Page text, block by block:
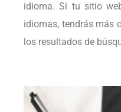
idioma. Si tu sitio
idiomas, tendrás más
los resultados de